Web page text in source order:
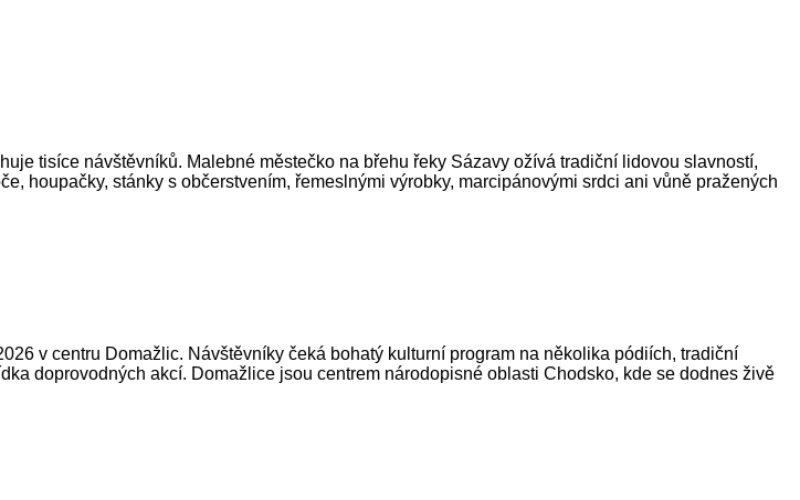
tisíce návštěvníků. Malebné městečko na břehu řeky Sázavy ožívá tradiční lidovou slavností,
houpačky, stánky s občerstvením, řemeslnými výrobky, marcipánovými srdci ani vůně pražených
v centru Domažlic. Návštěvníky čeká bohatý kulturní program na několika pódiích, tradiční
doprovodných akcí. Domažlice jsou centrem národopisné oblasti Chodsko, kde se dodnes živě